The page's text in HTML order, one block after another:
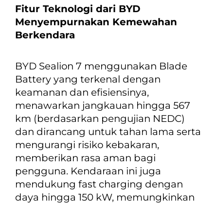
Fitur Teknologi dari BYD
Menyempurnakan Kemewahan
Berkendara
BYD Sealion 7 menggunakan Blade
Battery yang terkenal dengan
keamanan dan efisiensinya,
menawarkan jangkauan hingga 567
km (berdasarkan pengujian NEDC)
dan dirancang untuk tahan lama serta
mengurangi risiko kebakaran,
memberikan rasa aman bagi
pengguna. Kendaraan ini juga
mendukung fast charging dengan
daya hingga 150 kW, memungkinkan